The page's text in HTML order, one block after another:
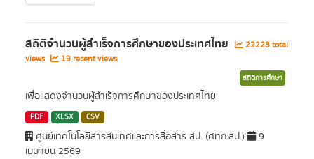
สถิติจำนวนผู้สำเร็จการศึกษาของประเทศไทย
22228 total
views
19 recent views
สถิติการศึกษา
เพื่อแสดงจำนวนผู้สำเร็จการศึกษาของประเทศไทย
PDF XLSX CSV
ศูนย์เทคโนโลยีสารสนเทศและการสื่อสาร สป. (ศทก.สป.)
9
เมษายน 2569